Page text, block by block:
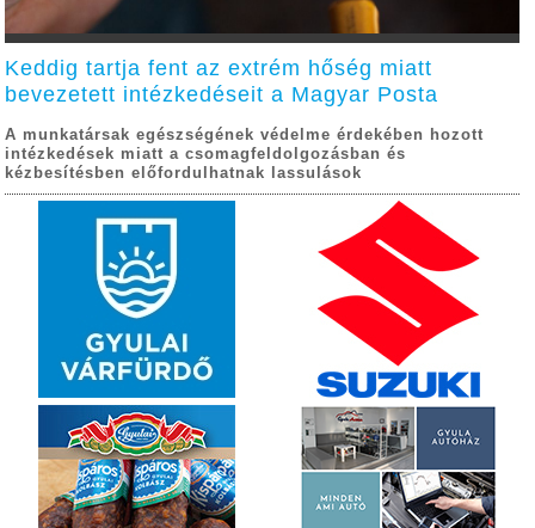
Keddig tartja fent az extrém hőség miatt
bevezetett intézkedéseit a Magyar Posta
A munkatársak egészségének védelme érdekében hozott
intézkedések miatt a csomagfeldolgozásban és
kézbesítésben előfordulhatnak lassulások